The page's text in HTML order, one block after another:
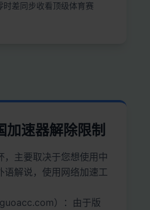
时差同步收看顶级体育赛
加速器解除限制
，主要取决于您想使用中
语解说，使用网络加速工
）：由于版